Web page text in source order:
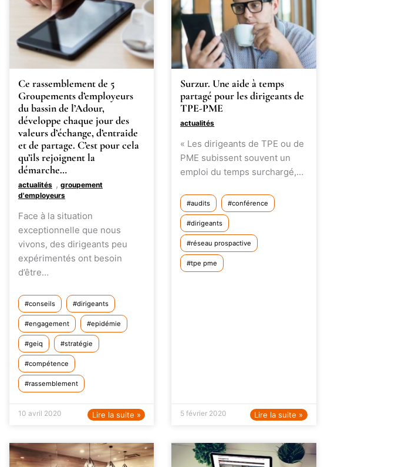
Ce rassemblement de 5
Groupements d’employeurs
du bassin de l’Adour,
développe chaque jour des
valeurs d’échange, d’entraide
et de partage. C’est pour cela
qu’ils rejoignent la
démarche…
actualités , groupement
d'employeurs
Face à la situation
exceptionnelle que nous
vivons, des dirigeants peu
expérimentés ont besoin
d’être…
conseils dirigeants
engagement epidémie
geiq stratégie
compétence
rassemblement
10 avril 2020 Lire la suite »
Surzur. Une aide à temps
partagé pour les dirigeants de
TPE-PME
actualités
« Les dirigeants de TPE ou de
PME subissent souvent un
emploi du temps surchargé,…
audits conférence
dirigeants
réseau prospactive
tpe pme
5 février 2020 Lire la suite »